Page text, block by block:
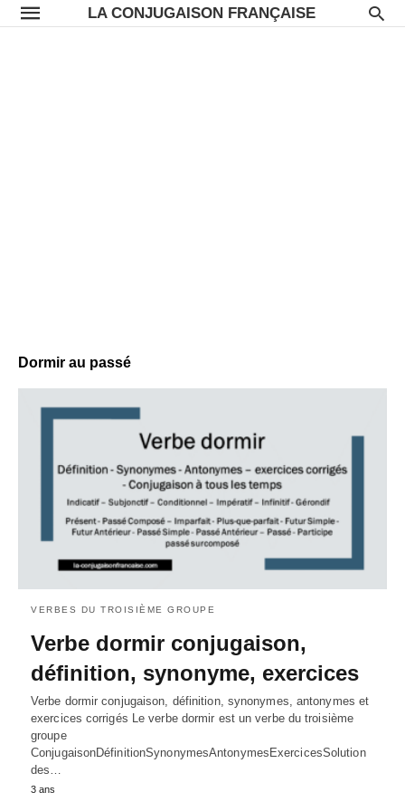
LA CONJUGAISON FRANÇAISE
Dormir au passé
VERBES DU TROISIÈME GROUPE
Verbe dormir conjugaison,
définition, synonyme, exercices
Verbe dormir conjugaison, définition, synonymes, antonymes et
exercices corrigés Le verbe dormir est un verbe du troisième
groupe
ConjugaisonDéfinitionSynonymesAntonymesExercicesSolution
des…
3 ans